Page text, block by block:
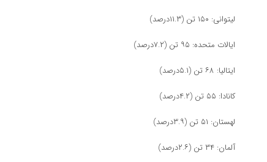
لیتوانی: ۱۵۰ تن (۱۱.۳درصد)
ایالات متحده: ۹۵ تن (۷.۲درصد)
ایتالیا: ۶۸ تن (۵.۱درصد)
کانادا: ۵۵ تن (۴.۲درصد)
لهستان: ۵۱ تن (۳.۹درصد)
آلمان: ۳۴ تن (۲.۶درصد)